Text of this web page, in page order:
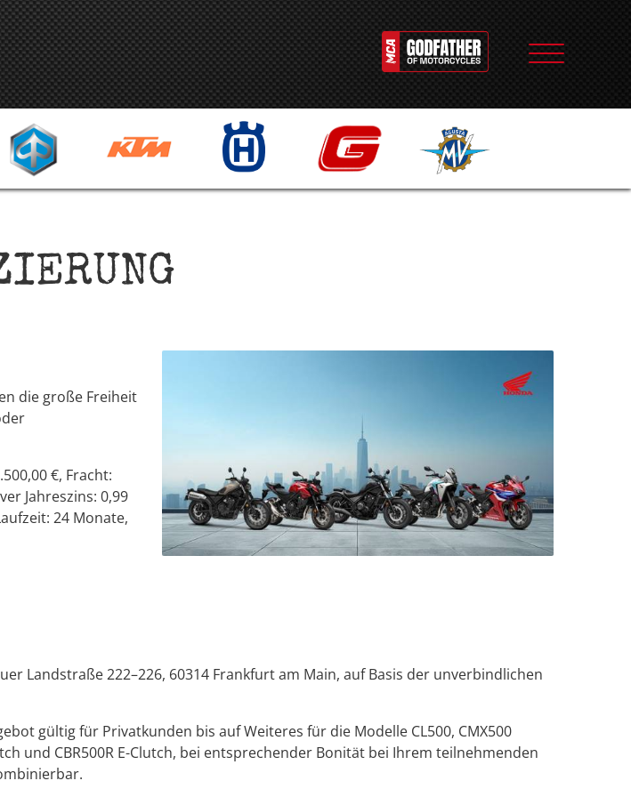
die große Freiheit
€, Fracht:
Jahreszins: 0,99
24 Monate,
Landstraße 222–226, 60314 Frankfurt am Main, auf Basis der unverbindlichen
gültig für Privatkunden bis auf Weiteres für die Modelle CL500, CMX500
und CBR500R E-Clutch, bei entsprechender Bonität bei Ihrem teilnehmenden